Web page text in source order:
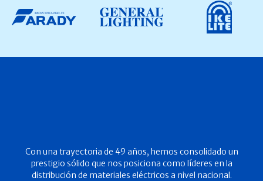
Con una trayectoria de 49 años, hemos consolidado un
prestigio sólido que nos posiciona como líderes en la
distribución de materiales eléctricos a nivel nacional.